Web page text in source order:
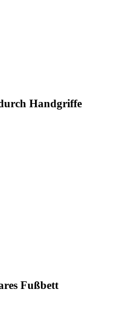
Handgriffe
Fußbett